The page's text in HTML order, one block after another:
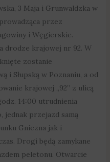
3 Maja i Grunwaldzka w
przez
i Węgierskie.
drodze krajowej nr 92. W
zostanie
i Słupską w Poznaniu, a od
krajowej „92” z ulicą
14:00 utrudnienia
jednak przejazd samą
Gniezna jak i
Drogi będą zamykane
peletonu. Otwarcie